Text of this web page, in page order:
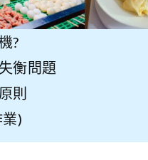
?
衡問題
則
)